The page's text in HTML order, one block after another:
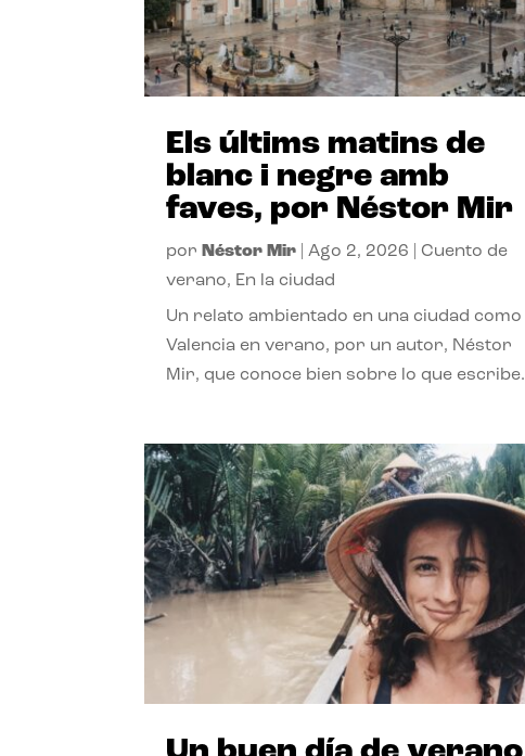
Els últims matins de
blanc i negre amb
faves, por Néstor Mir
por Néstor Mir |Ago 2, 2026 |Cuento de
verano, En la ciudad
Un relato ambientado en una ciudad como
Valencia en verano, por un autor, Néstor
Mir, que conoce bien sobre lo que escribe.